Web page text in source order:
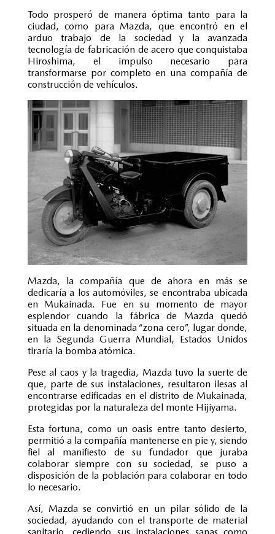
Todo prosperó de manera óptima tanto para la
ciudad, como para Mazda, que encontró en el
arduo trabajo de la sociedad y la avanzada
tecnología de fabricación de acero que conquistaba
Hiroshima, el impulso necesario para
transformarse por completo en una compañía de
construcción de vehículos.
Mazda, la compañía que de ahora en más se
dedicaría a los automóviles, se encontraba ubicada
en Mukainada. Fue en su momento de mayor
esplendor cuando la fábrica de Mazda quedó
situada en la denominada “zona cero”, lugar donde,
en la Segunda Guerra Mundial, Estados Unidos
tiraría la bomba atómica.
Pese al caos y la tragedia, Mazda tuvo la suerte de
que, parte de sus instalaciones, resultaron ilesas al
encontrarse edificadas en el distrito de Mukainada,
protegidas por la naturaleza del monte Hijiyama.
Esta fortuna, como un oasis entre tanto desierto,
permitió a la compañía mantenerse en pie y, siendo
fiel al manifiesto de su fundador que juraba
colaborar siempre con su sociedad, se puso a
disposición de la población para colaborar en todo
lo necesario.
Así, Mazda se convirtió en un pilar sólido de la
sociedad, ayudando con el transporte de material